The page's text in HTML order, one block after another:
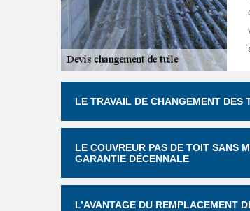
LE TRAVAIL DE CHANGEMENT
LE COUVREUR PAS DE TOIT SANS
GARANTIE DÉCENNALE
L’AVANTAGE DU REMPLACEMENT